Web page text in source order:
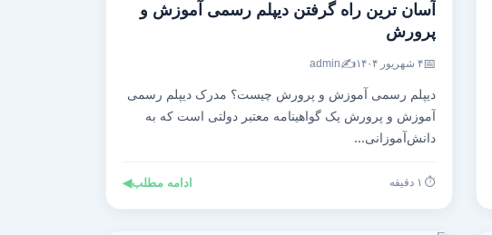
آسان ترین راه گرفتن دیپلم رسمی آموزش و
پرورش
📅۴ شهریور ۱۴۰۴ ✍️
admin
دیپلم رسمی آموزش و پرورش چیست؟ مدرک دیپلم رسمی
آموزش و پرورش یک گواهینامه معتبر دولتی است که به
دانش‌آموزانی...
⏱️ ۱ دقیقه ادامه مطلب◀